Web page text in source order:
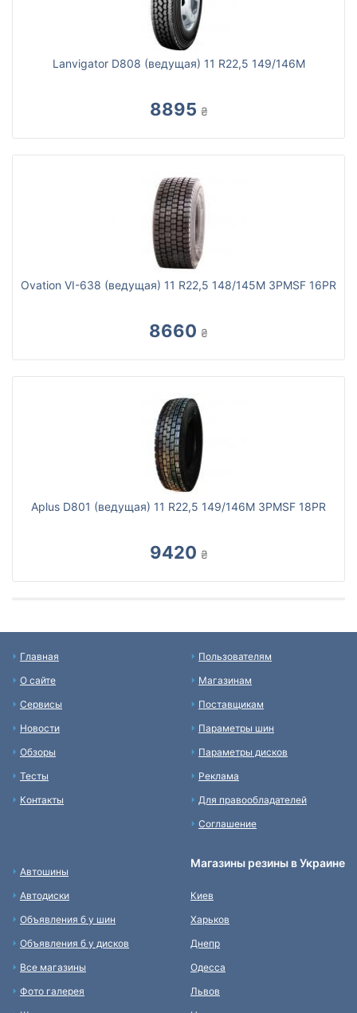
Lanvigator D808 (ведущая) 11 R22,5 149/146M
8895 ₴
Ovation VI-638 (ведущая) 11 R22,5 148/145M 3PMSF 16PR
8660 ₴
Aplus D801 (ведущая) 11 R22,5 149/146M 3PMSF 18PR
9420 ₴
Главная
О сайте
Сервисы
Новости
Обзоры
Тесты
Контакты
Пользователям
Магазинам
Поставщикам
Параметры шин
Параметры дисков
Реклама
Для правообладателей
Соглашение
Автошины
Автодиски
Объявления б у шин
Объявления б у дисков
Все магазины
Фото галерея
Магазины резины в Украине
Киев
Харьков
Днепр
Одесса
Львов